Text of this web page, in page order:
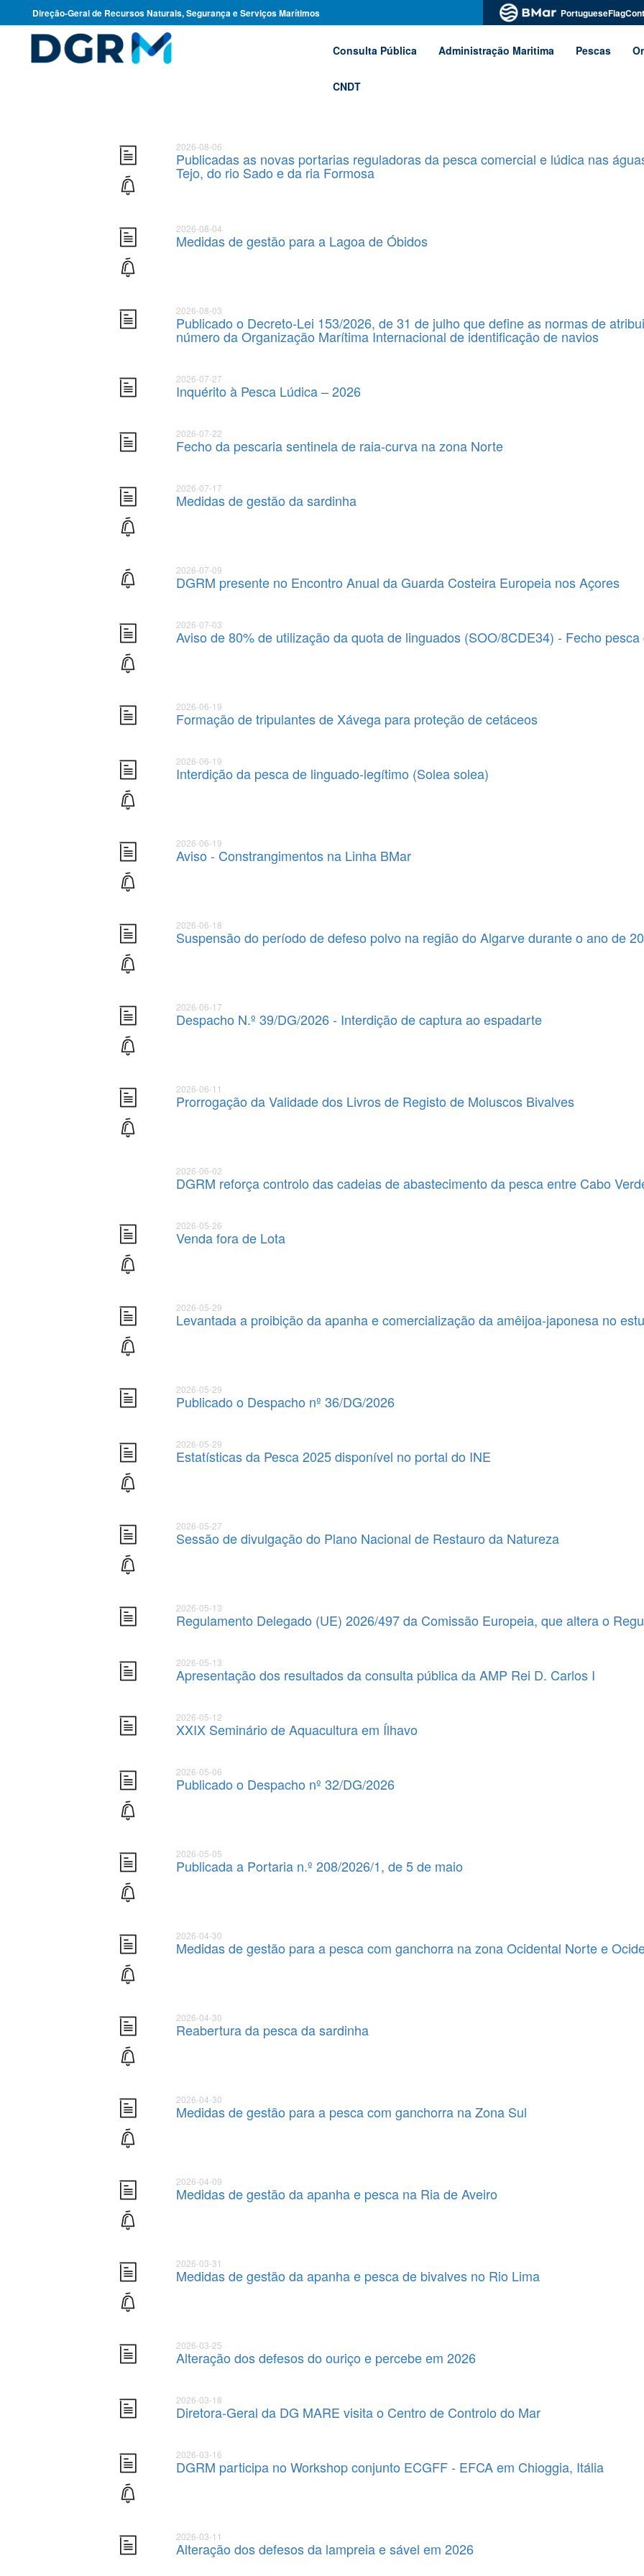
Direção-Geral de Recursos Naturais, Segurança e Serviços Marítimos
Consulta Pública Administração Maritima Pescas
CNDT
2026-08-06
Publicadas as novas portarias reguladoras da pesca comercial e lúdica nas
Tejo, do rio Sado e da ria Formosa
2026-08-04
Medidas de gestão para a Lagoa de Óbidos
2026-08-03
Publicado o Decreto-Lei 153/2026, de 31 de julho que define as normas de
número da Organização Marítima Internacional de identificação de navios
2026-07-27
Inquérito à Pesca Lúdica – 2026
2026-07-22
Fecho da pescaria sentinela de raia-curva na zona Norte
2026-07-17
Medidas de gestão da sardinha
2026-07-09
DGRM presente no Encontro Anual da Guarda Costeira Europeia nos Açores
2026-07-03
Aviso de 80% de utilização da quota de linguados (SOO/8CDE34) - Fecho
2026-06-19
Formação de tripulantes de Xávega para proteção de cetáceos
2026-06-19
Interdição da pesca de linguado-legítimo (Solea solea)
2026-06-19
Aviso - Constrangimentos na Linha BMar
2026-06-18
Suspensão do período de defeso polvo na região do Algarve durante o ano de
2026-06-17
Despacho N.º 39/DG/2026 - Interdição de captura ao espadarte
2026-06-11
Prorrogação da Validade dos Livros de Registo de Moluscos Bivalves
2026-06-02
DGRM reforça controlo das cadeias de abastecimento da pesca entre Cabo
2026-05-26
Venda fora de Lota
2026-05-29
Levantada a proibição da apanha e comercialização da amêijoa-japonesa no
2026-05-29
Publicado o Despacho nº 36/DG/2026
2026-05-29
Estatísticas da Pesca 2025 disponível no portal do INE
2026-05-27
Sessão de divulgação do Plano Nacional de Restauro da Natureza
2026-05-13
Regulamento Delegado (UE) 2026/497 da Comissão Europeia, que altera o
2026-05-13
Apresentação dos resultados da consulta pública da AMP Rei D. Carlos I
2026-05-12
XXIX Seminário de Aquacultura em Ílhavo
2026-05-06
Publicado o Despacho nº 32/DG/2026
2026-05-05
Publicada a Portaria n.º 208/2026/1, de 5 de maio
2026-04-30
Medidas de gestão para a pesca com ganchorra na zona Ocidental Norte e
2026-04-30
Reabertura da pesca da sardinha
2026-04-30
Medidas de gestão para a pesca com ganchorra na Zona Sul
2026-04-09
Medidas de gestão da apanha e pesca na Ria de Aveiro
2026-03-31
Medidas de gestão da apanha e pesca de bivalves no Rio Lima
2026-03-25
Alteração dos defesos do ouriço e percebe em 2026
2026-03-18
Diretora-Geral da DG MARE visita o Centro de Controlo do Mar
2026-03-16
DGRM participa no Workshop conjunto ECGFF - EFCA em Chioggia, Itália
2026-03-11
Alteração dos defesos da lampreia e sável em 2026